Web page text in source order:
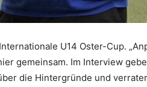
U14 Oster-Cup.
gemeinsam. Im Interview
die Hintergründe und